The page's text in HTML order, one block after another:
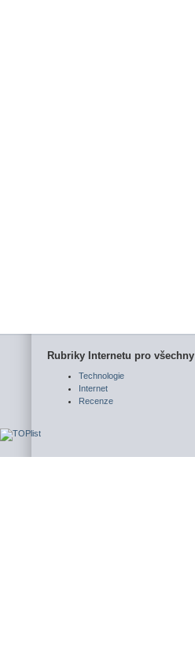
Rubriky Internetu pro všechny
Technologie
Internet
Recenze